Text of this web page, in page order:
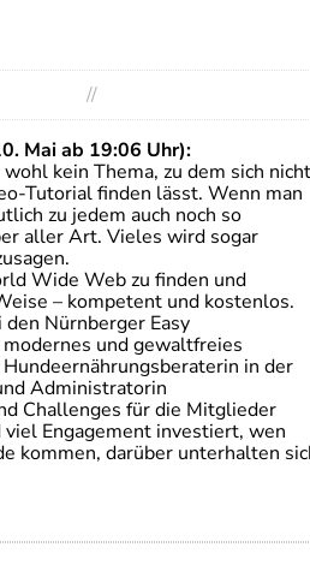
//
Mai ab 19:06 Uhr):
kein Thema, zu dem sich nicht
Tutorial finden lässt. Wenn man
zu jedem auch noch so
aller Art. Vieles wird sogar
Wide Web zu finden und
– kompetent und kostenlos.
Nürnberger Easy
und gewaltfreies
in der
Administratorin
Challenges für die Mitglieder
Engagement investiert, wen
kommen, darüber unterhalten